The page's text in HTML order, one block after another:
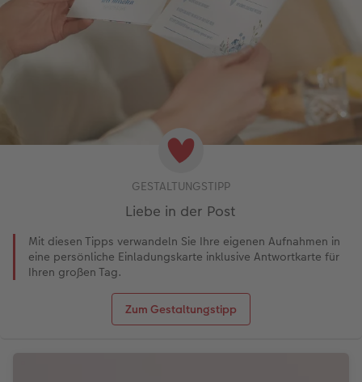
GESTALTUNGSTIPP
Liebe in der Post
Mit diesen Tipps verwandeln Sie Ihre eigenen Aufnahmen in
eine persönliche Einladungskarte inklusive Antwortkarte für
Ihren großen Tag.
Zum Gestaltungstipp